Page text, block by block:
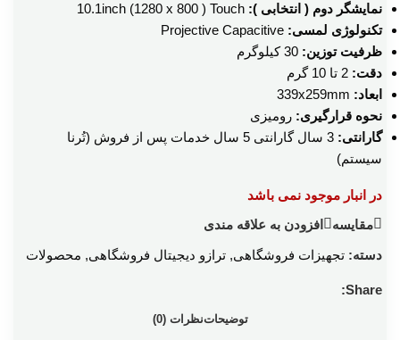
نمایشگر دوم ( انتخابی ): 10.1inch (1280 x 800 ) Touch
تکنولوژی لمسی: Projective Capacitive
ظرفیت توزین:
دقت:
ابعاد: 339x259mm
نحوه قرارگیری: رومیزی
گارانتی:
3 سال گارانتی 5 سال خدمات پس از فروش (تُرنا
سیستم)
در انبار موجود نمی باشد
مقایسه
افزودن به علاقه مندی
دسته: تجهیزات فروشگاهی, ترازو دیجیتال فروشگاهی, محصولات
Share:
توضیحاتنظرات (0)